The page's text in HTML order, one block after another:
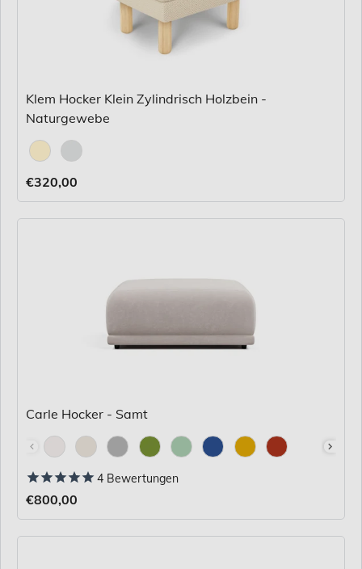
Klem Hocker Klein Zylindrisch Holzbein -
Naturgewebe
Stoff
€320,00
Carle Hocker - Samt
Stoff
4 Bewertungen
€800,00